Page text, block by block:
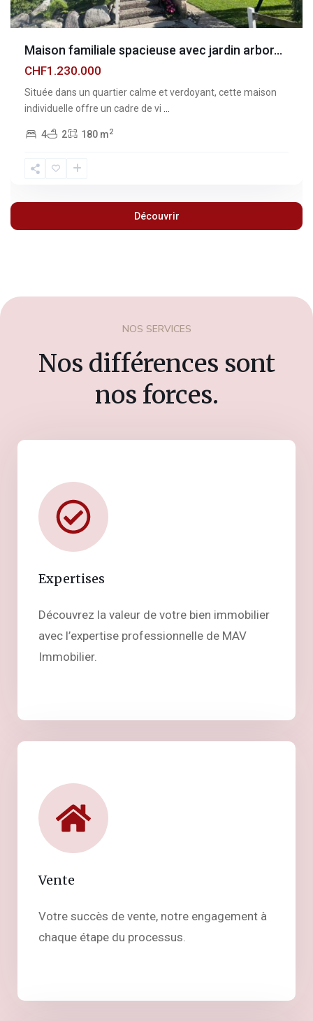
Maison familiale spacieuse avec jardin arbor...
CHF1.230.000
Située dans un quartier calme et verdoyant, cette maison
individuelle offre un cadre de vi
4 2 180 m2
Découvrir
NOS SERVICES
Nos différences sont
nos forces.
Expertises
Découvrez la valeur de votre bien immobilier
avec l’expertise professionnelle de MAV
Immobilier.
Vente
Votre succès de vente, notre engagement à
chaque étape du processus.